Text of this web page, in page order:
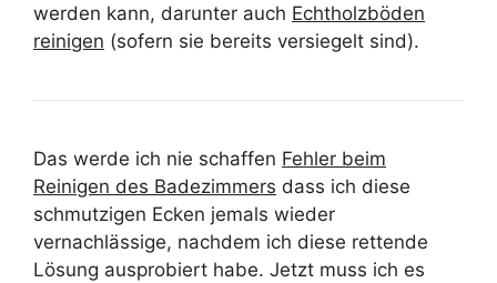
werden kann, darunter auch Echtholzböden
reinigen (sofern sie bereits versiegelt sind).
Das werde ich nie schaffen Fehler beim
Reinigen des Badezimmers dass ich diese
schmutzigen Ecken jemals wieder
vernachlässige, nachdem ich diese rettende
Lösung ausprobiert habe. Jetzt muss ich es